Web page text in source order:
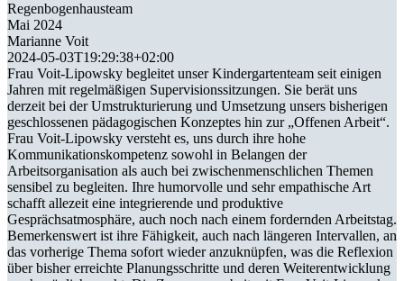
Regenbogenhausteam
Mai 2024
Marianne Voit
2024-05-03T19:29:38+02:00
Frau Voit-Lipowsky begleitet unser Kindergartenteam seit einigen
Jahren mit regelmäßigen Supervisionssitzungen. Sie berät uns
derzeit bei der Umstrukturierung und Umsetzung unsers bisherigen
geschlossenen pädagogischen Konzeptes hin zur „Offenen Arbeit“.
Frau Voit-Lipowsky versteht es, uns durch ihre hohe
Kommunikationskompetenz sowohl in Belangen der
Arbeitsorganisation als auch bei zwischenmenschlichen Themen
sensibel zu begleiten. Ihre humorvolle und sehr empathische Art
schafft allezeit eine integrierende und produktive
Gesprächsatmosphäre, auch noch nach einem fordernden Arbeitstag.
Bemerkenswert ist ihre Fähigkeit, auch nach längeren Intervallen, an
das vorherige Thema sofort wieder anzuknüpfen, was die Reflexion
über bisher erreichte Planungsschritte und deren Weiterentwicklung